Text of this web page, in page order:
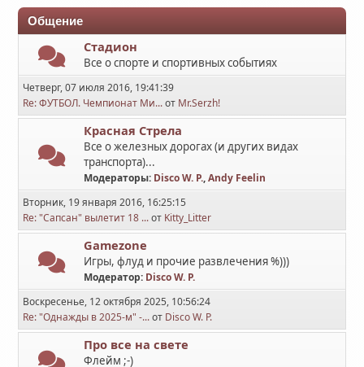
Общение
Стадион
Все о спорте и спортивных событиях
Четверг, 07 июля 2016, 19:41:39
Re: ФУТБОЛ. Чемпионат Ми...от Mr.Serzh!
Красная Стрела
Все о железных дорогах (и других видах
транспорта)...
Модераторы: Disco W. P.,Andy Feelin
Вторник, 19 января 2016, 16:25:15
Re: "Сапсан" вылетит 18 ...от Kitty_Litter
Gamezone
Игры, флуд и прочие развлечения %)))
Модератор: Disco W. P.
Воскресенье, 12 октября 2025, 10:56:24
Re: "Однажды в 2025-м" -...от Disco W. P.
Про все на свете
Флейм ;-)